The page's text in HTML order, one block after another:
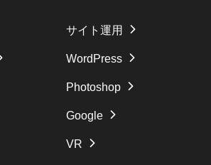
サイト運用
WordPress
Photoshop
Google
VR